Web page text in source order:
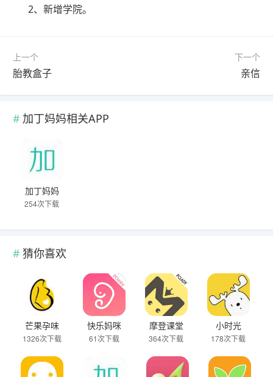
2、新增学院。
上一个
胎教盒子
下一个
亲信
加丁妈妈相关APP
加丁妈妈
254次下载
猜你喜欢
芒果孕味
1326次下载
快乐妈咪
61次下载
摩登课堂
364次下载
小时光
178次下载